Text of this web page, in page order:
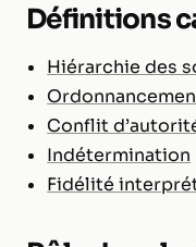
Définitions
Hiérarchie des
Conflit
Indétermination
Fidélité